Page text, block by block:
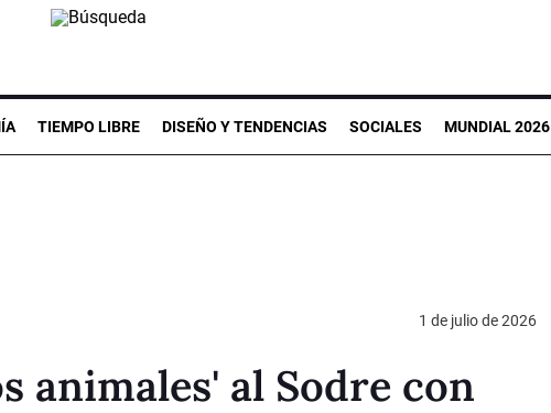
TIEMPO LIBRE DISEÑO Y TENDENCIAS SOCIALES MUNDIAL 2026
1 de julio de 2026
animales' al Sodre con